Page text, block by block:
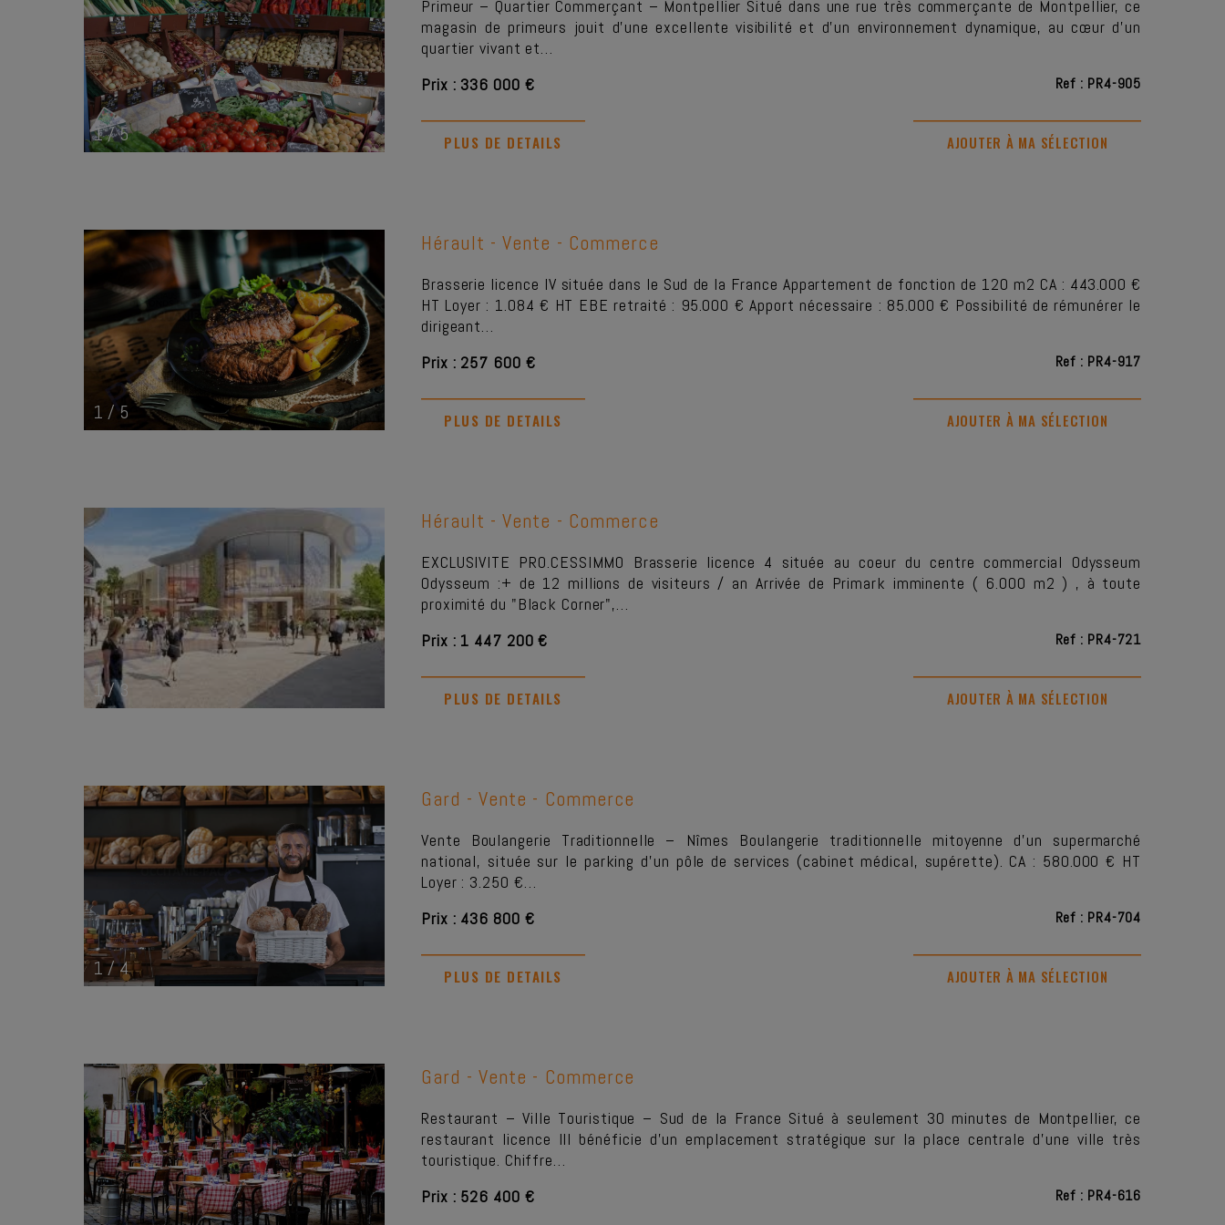
1/5
Primeur – Quartier Commerçant – Montpellier Situé dans une rue très commerçante de Montpellier, ce
magasin de primeurs jouit d’une excellente visibilité et d’un environnement dynamique, au cœur d’un
quartier vivant et…
Prix : 336 000 €
Ref : PR4-905
PLUS DE DETAILS AJOUTER À MA SÉLECTION
1 / 5
Hérault - Vente - Commerce
Brasserie licence IV située dans le Sud de la France Appartement de fonction de 120 m2 CA : 443.000 €
HT Loyer : 1.084 € HT EBE retraité : 95.000 € Apport nécessaire : 85.000 € Possibilité de rémunérer le
dirigeant…
Prix : 257 600 €
Ref : PR4-917
PLUS DE DETAILS AJOUTER À MA SÉLECTION
1/3
Hérault - Vente - Commerce
EXCLUSIVITE PRO.CESSIMMO Brasserie licence 4 située au coeur du centre commercial Odysseum
Odysseum :+ de 12 millions de visiteurs / an Arrivée de Primark imminente ( 6.000 m2 ) , à toute
proximité du "Black Corner",…
Prix : 1 447 200 €
Ref : PR4-721
PLUS DE DETAILS AJOUTER À MA SÉLECTION
1/4
Gard - Vente - Commerce
Vente Boulangerie Traditionnelle – Nîmes Boulangerie traditionnelle mitoyenne d’un supermarché
national, située sur le parking d’un pôle de services (cabinet médical, supérette). CA : 580.000 € HT
Loyer : 3.250 €…
Prix : 436 800 €
Ref : PR4-704
PLUS DE DETAILS AJOUTER À MA SÉLECTION
Gard - Vente - Commerce
Restaurant – Ville Touristique – Sud de la France Situé à seulement 30 minutes de Montpellier, ce
restaurant licence III bénéficie d’un emplacement stratégique sur la place centrale d’une ville très
touristique. Chiffre…
Prix : 526 400 €
Ref : PR4-616